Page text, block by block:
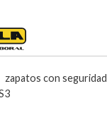
zapatos con seguridad